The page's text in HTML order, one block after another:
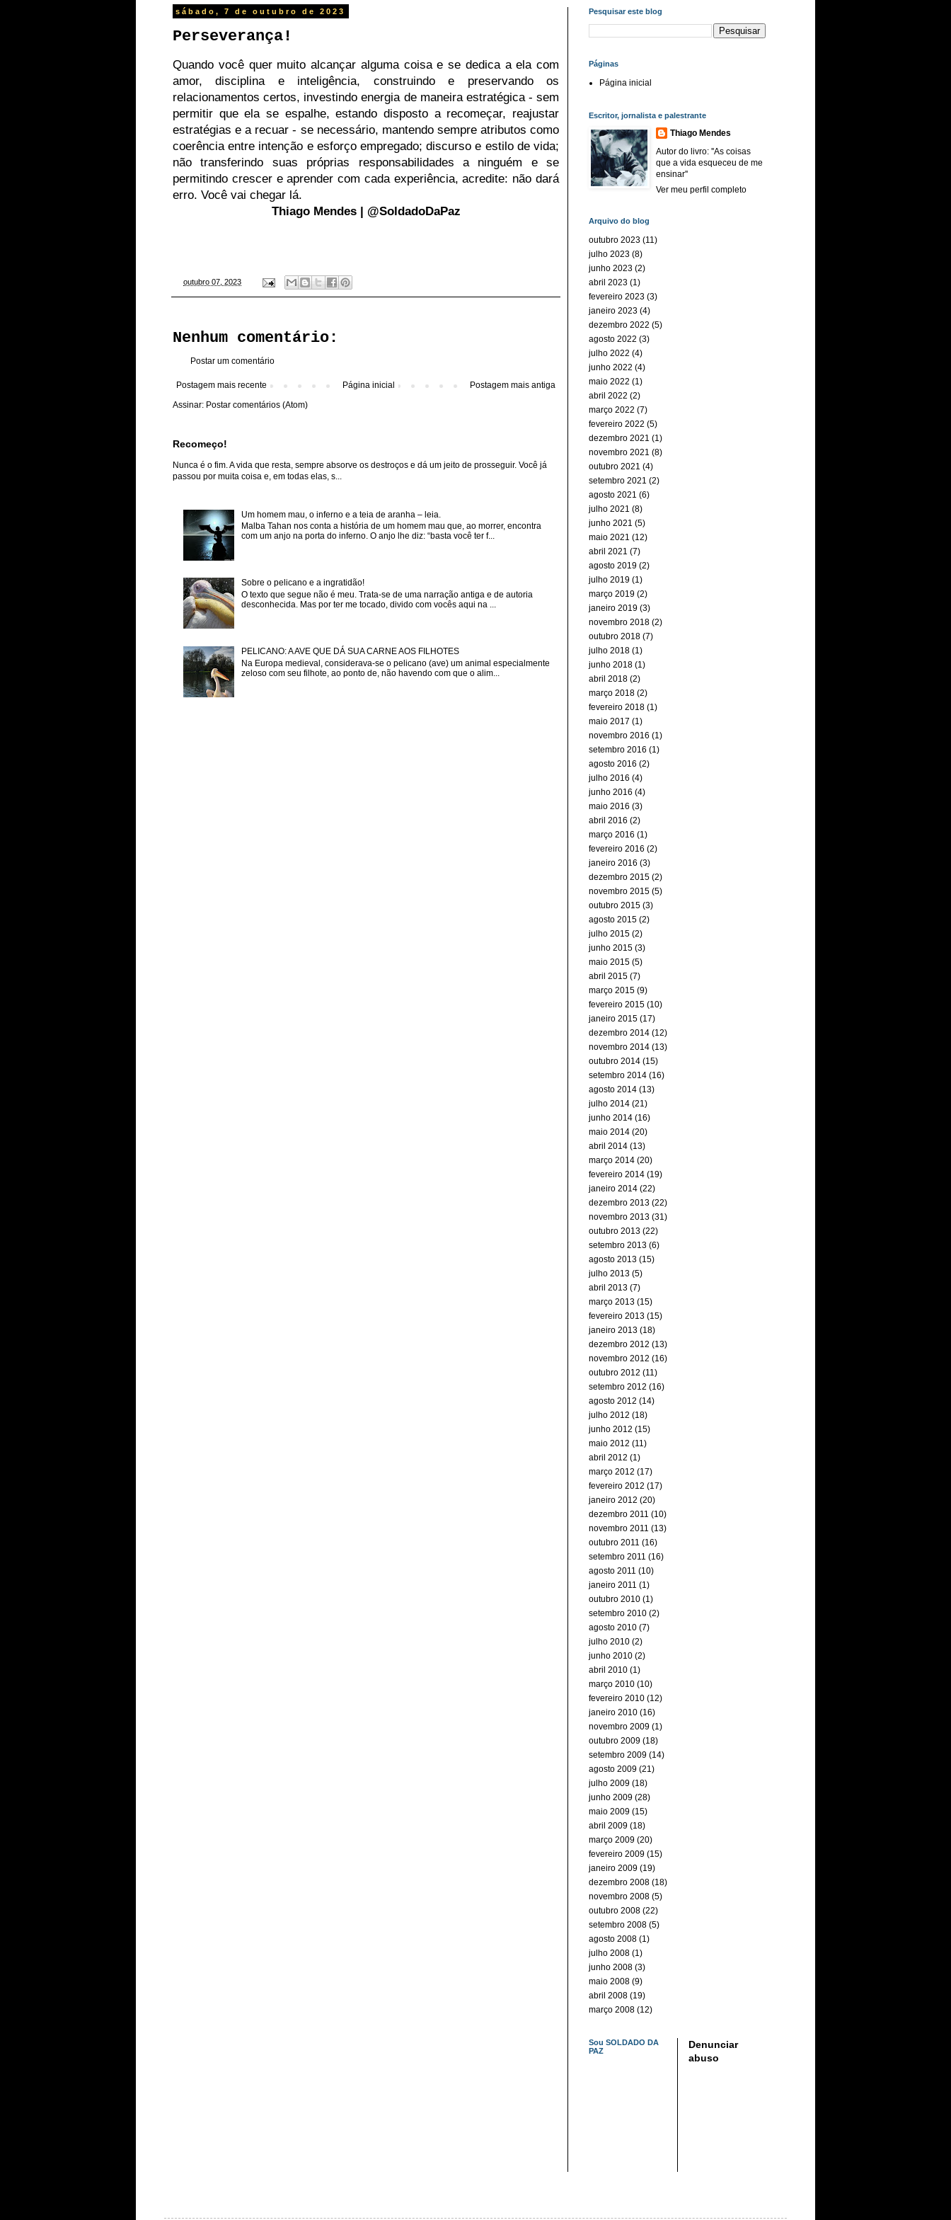
sábado, 7 de outubro de 2023
Perseverança!
Quando você quer muito alcançar alguma coisa e se dedica a ela com
amor, disciplina e inteligência, construindo e preservando os
relacionamentos certos, investindo energia de maneira estratégica - sem
permitir que ela se espalhe, estando disposto a recomeçar, reajustar
estratégias e a recuar - se necessário, mantendo sempre atributos como
coerência entre intenção e esforço empregado; discurso e estilo de vida;
não transferindo suas próprias responsabilidades a ninguém e se
permitindo crescer e aprender com cada experiência, acredite: não dará
erro. Você vai chegar lá.
Thiago Mendes | @SoldadoDaPaz
outubro 07, 2023
Nenhum comentário:
Postar um comentário
Postagem mais recente Postagem mais antiga
Página inicial
Assinar: Postar comentários (Atom)
Recomeço!
Nunca é o fim. A vida que resta, sempre absorve os destroços e dá um jeito de prosseguir. Você já
passou por muita coisa e, em todas elas, s...
Um homem mau, o inferno e a teia de aranha – leia.
Malba Tahan nos conta a história de um homem mau que, ao morrer, encontra
com um anjo na porta do inferno. O anjo lhe diz: “basta você ter f...
Sobre o pelicano e a ingratidão!
O texto que segue não é meu. Trata-se de uma narração antiga e de autoria
desconhecida. Mas por ter me tocado, divido com vocês aqui na ...
PELICANO: A AVE QUE DÁ SUA CARNE AOS FILHOTES
Na Europa medieval, considerava-se o pelicano (ave) um animal especialmente
zeloso com seu filhote, ao ponto de, não havendo com que o alim...
Pesquisar este blog
Páginas
Página inicial
Escritor, jornalista e palestrante
Thiago Mendes
Autor do livro: ''As coisas
que a vida esqueceu de me
ensinar''
Ver meu perfil completo
Arquivo do blog
outubro 2023 (11)
julho 2023 (8)
junho 2023 (2)
abril 2023 (1)
fevereiro 2023 (3)
janeiro 2023 (4)
dezembro 2022 (5)
agosto 2022 (3)
julho 2022 (4)
junho 2022 (4)
maio 2022 (1)
abril 2022 (2)
março 2022 (7)
fevereiro 2022 (5)
dezembro 2021 (1)
novembro 2021 (8)
outubro 2021 (4)
setembro 2021 (2)
agosto 2021 (6)
julho 2021 (8)
junho 2021 (5)
maio 2021 (12)
abril 2021 (7)
agosto 2019 (2)
julho 2019 (1)
março 2019 (2)
janeiro 2019 (3)
novembro 2018 (2)
outubro 2018 (7)
julho 2018 (1)
junho 2018 (1)
abril 2018 (2)
março 2018 (2)
fevereiro 2018 (1)
maio 2017 (1)
novembro 2016 (1)
setembro 2016 (1)
agosto 2016 (2)
julho 2016 (4)
junho 2016 (4)
maio 2016 (3)
abril 2016 (2)
março 2016 (1)
fevereiro 2016 (2)
janeiro 2016 (3)
dezembro 2015 (2)
novembro 2015 (5)
outubro 2015 (3)
agosto 2015 (2)
julho 2015 (2)
junho 2015 (3)
maio 2015 (5)
abril 2015 (7)
março 2015 (9)
fevereiro 2015 (10)
janeiro 2015 (17)
dezembro 2014 (12)
novembro 2014 (13)
outubro 2014 (15)
setembro 2014 (16)
agosto 2014 (13)
julho 2014 (21)
junho 2014 (16)
maio 2014 (20)
abril 2014 (13)
março 2014 (20)
fevereiro 2014 (19)
janeiro 2014 (22)
dezembro 2013 (22)
novembro 2013 (31)
outubro 2013 (22)
setembro 2013 (6)
agosto 2013 (15)
julho 2013 (5)
abril 2013 (7)
março 2013 (15)
fevereiro 2013 (15)
janeiro 2013 (18)
dezembro 2012 (13)
novembro 2012 (16)
outubro 2012 (11)
setembro 2012 (16)
agosto 2012 (14)
julho 2012 (18)
junho 2012 (15)
maio 2012 (11)
abril 2012 (1)
março 2012 (17)
fevereiro 2012 (17)
janeiro 2012 (20)
dezembro 2011 (10)
novembro 2011 (13)
outubro 2011 (16)
setembro 2011 (16)
agosto 2011 (10)
janeiro 2011 (1)
outubro 2010 (1)
setembro 2010 (2)
agosto 2010 (7)
julho 2010 (2)
junho 2010 (2)
abril 2010 (1)
março 2010 (10)
fevereiro 2010 (12)
janeiro 2010 (16)
novembro 2009 (1)
outubro 2009 (18)
setembro 2009 (14)
agosto 2009 (21)
julho 2009 (18)
junho 2009 (28)
maio 2009 (15)
abril 2009 (18)
março 2009 (20)
fevereiro 2009 (15)
janeiro 2009 (19)
dezembro 2008 (18)
novembro 2008 (5)
outubro 2008 (22)
setembro 2008 (5)
agosto 2008 (1)
julho 2008 (1)
junho 2008 (3)
maio 2008 (9)
abril 2008 (19)
março 2008 (12)
Sou SOLDADO DA
PAZ
Denunciar
abuso